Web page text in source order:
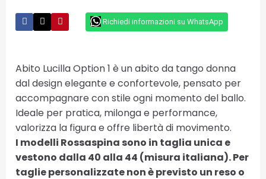
Richiedi informazioni su WhatsApp
Abito Lucilla Option 1 è un abito da tango donna
dal design elegante e confortevole, pensato per
accompagnare con stile ogni momento del ballo.
Ideale per pratica, milonga e performance,
valorizza la figura e offre libertà di movimento.
I modelli Rossaspina sono in taglia unica e
vestono dalla 40 alla 44 (misura italiana). Per
taglie personalizzate non è previsto un reso o